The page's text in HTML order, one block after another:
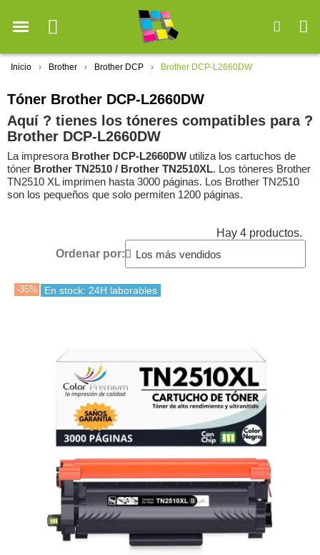
Inicio Brother Brother DCP Brother DCP-L2660DW
Tóner Brother DCP-L2660DW
Aquí ? tienes los tóneres compatibles para ?️
Brother DCP-L2660DW
La impresora Brother DCP-L2660DW utiliza los cartuchos de
tóner Brother TN2510 / Brother TN2510XL. Los tóneres Brother
TN2510 XL imprimen hasta 3000 páginas. Los Brother TN2510
son los pequeños que solo permiten 1200 páginas.
Hay 4 productos.
Ordenar por:
-35% En stock: 24H laborables